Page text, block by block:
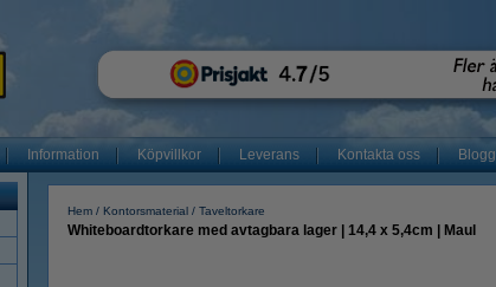
Information Köpvillkor Leverans Kontakta oss Blogg
Hem Kontorsmaterial Taveltorkare
Whiteboardtorkare med avtagbara lager | 14,4 x 5,4cm | Maul